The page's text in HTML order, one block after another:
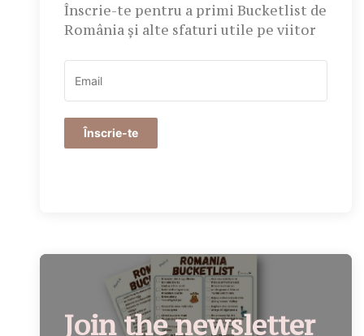
Înscrie-te pentru a primi Bucketlist de
România și alte sfaturi utile pe viitor
Înscrie-te
Join the newsletter